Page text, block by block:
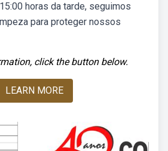
horas da tarde, seguimos
para proteger nossos
click the button below.
LEARN MORE